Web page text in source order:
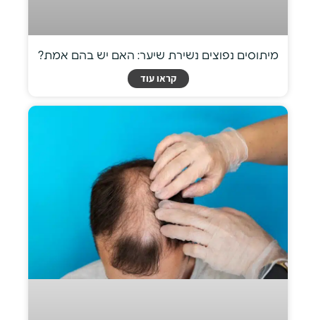
מיתוסים נפוצים נשירת שיער: האם יש בהם אמת?
קראו עוד